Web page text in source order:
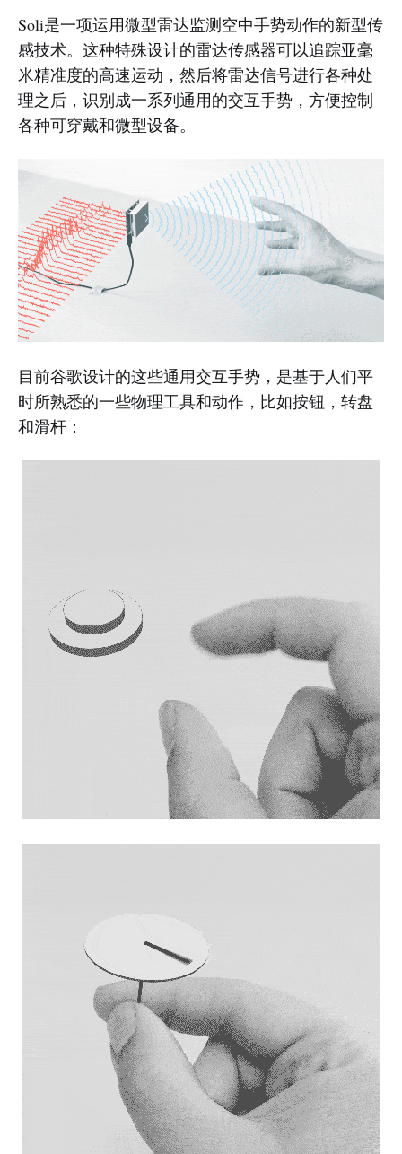
Soli是一项运用微型雷达监测空中手势动作的新型传
感技术。这种特殊设计的雷达传感器可以追踪亚毫
米精准度的高速运动，然后将雷达信号进行各种处
理之后，识别成一系列通用的交互手势，方便控制
各种可穿戴和微型设备。
目前谷歌设计的这些通用交互手势，是基于人们平
时所熟悉的一些物理工具和动作，比如按钮，转盘
和滑杆：